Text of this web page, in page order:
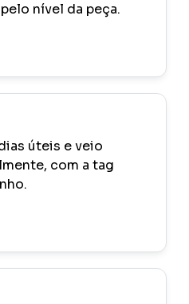
nível da peça.
úteis e veio
com a tag